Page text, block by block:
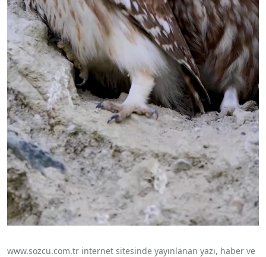
www.sozcu.com.tr internet sitesinde yayınlanan yazı, haber ve